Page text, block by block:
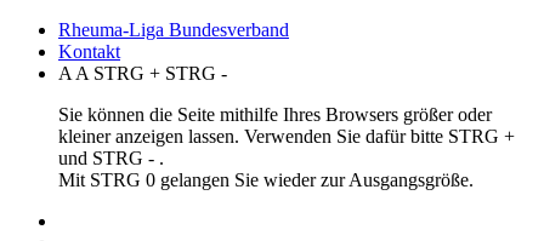
Rheuma-Liga Bundesverband
Kontakt
A A STRG + STRG -
Sie können die Seite mithilfe Ihres Browsers größer oder
kleiner anzeigen lassen. Verwenden Sie dafür bitte STRG +
und STRG - .
Mit STRG 0 gelangen Sie wieder zur Ausgangsgröße.